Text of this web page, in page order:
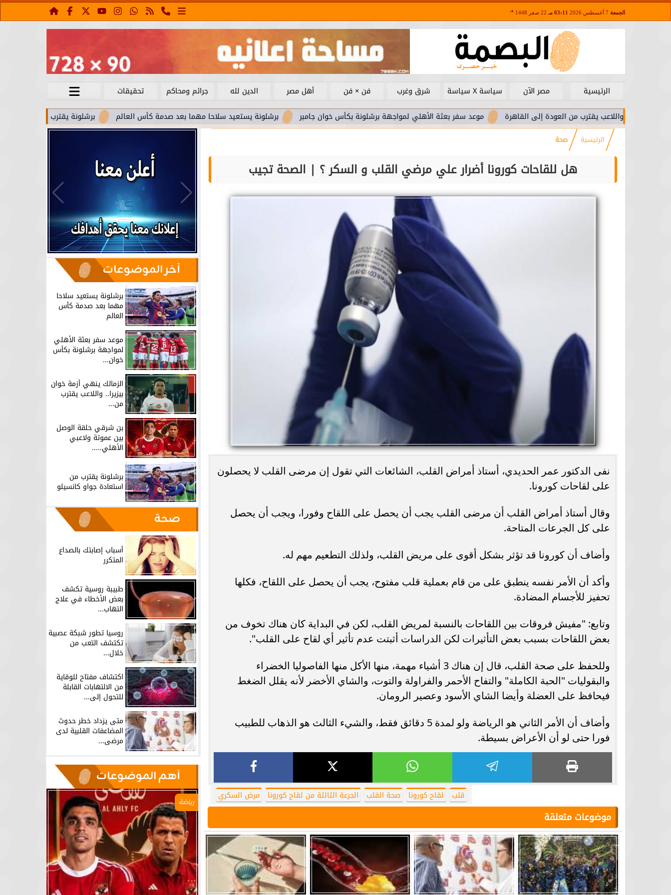
الجمعة 03:11 مـ 22 صفر 1448 هـ
الرئيسية مصر الآن سياسة X سياسة شرق وغرب فن × فن أهل مصر الدين لله جرائم ومحاكم
تحقيقات
برشلونة يقترب من استعادة جواو كانسيلو
برشلونة يستعيد سلاحا مهما بعد صدمة كأس العالم موعد سفر بعثة الأهلي لمواجهة برشلونة بكأس خوان جامبر واللاعب يقترب من العودة إلى القاهرة
الرئيسية صحة
هل للقاحات كورونا أضرار علي مرضي القلب و السكر ؟ | الصحة تجيب
نفى الدكتور عمر الحديدي، أستاذ أمراض القلب، الشائعات التي تقول إن مرضى القلب لا يحصلون
على لقاحات كورونا.
وقال أستاذ أمراض القلب أن مرضى القلب يجب أن يحصل على اللقاح وفورا، ويجب أن يحصل
على كل الجرعات المتاحة.
وأضاف أن كورونا قد تؤثر بشكل أقوى على مريض القلب، ولذلك التطعيم مهم له.
وأكد أن الأمر نفسه ينطبق على من قام بعملية قلب مفتوح، يجب أن يحصل على اللقاح، فكلها
تحفيز للأجسام المضادة.
وتابع: "مفيش فروقات بين اللقاحات بالنسبة لمريض القلب، لكن في البداية كان هناك تخوف من
بعض اللقاحات بسبب بعض التأثيرات لكن الدراسات أثبتت عدم تأثير أي لقاح على القلب".
وللحفظ على صحة القلب، قال إن هناك 3 أشياء مهمة، منها الأكل منها الفاصوليا الخضراء
والبقوليات "الحبة الكاملة" والتفاح الأحمر والفراولة والتوت، والشاي الأخضر لأنه يقلل الضغط
فيحافظ على العضلة وأيضا الشاي الأسود وعصير الرومان.
وأضاف أن الأمر الثاني هو الرياضة ولو لمدة 5 دقائق فقط، والشيء الثالث هو الذهاب للطبيب
فورا حتى لو أن الأعراض بسيطة.
قلب لقاح كورونا صحة القلب الجرعة الثالثة من لقاح كورونا مرض السكري
موضوعات متعلقة
آخر الموضوعات
برشلونة يستعيد سلاحا
مهما بعد صدمة كأس
العالم
موعد سفر بعثة الأهلي
لمواجهة برشلونة بكأس
خوان...
الزمالك ينهي أزمة خوان
بيزيرا.. واللاعب يقترب
من...
بن شرقي حلقة الوصل
بين عموتة ولاعبي
الأهلي.....
برشلونة يقترب من
استعادة جواو كانسيلو
صحة
أسباب إصابتك بالصداع
المتكرر
طبيبة روسية تكشف
بعض الأخطاء في علاج
التهاب...
روسيا تطور شبكة عصبية
تكتشف التعب من
خلال...
اكتشاف مفتاح للوقاية
من الالتهابات القابلة
للتحول إلى...
متى يزداد خطر حدوث
المضاعفات القلبية لدى
مرضى...
آهم الموضوعات
رياضة